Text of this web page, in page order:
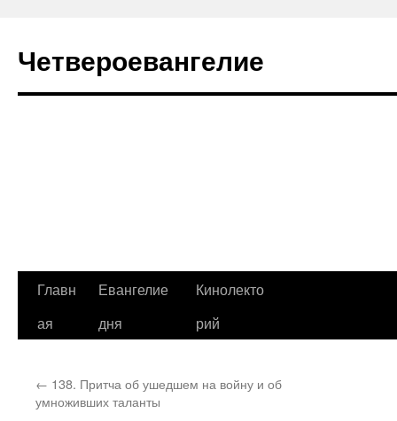
Четвероевангелие
Перейти
Главн
ая
Евангелие
дня
Кинолекто
рий
← 138. Притча об ушедшем на войну и об
умноживших таланты